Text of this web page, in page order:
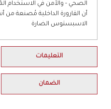
الصحي - والآمن في الاستخدام
أن القارورة الداخلية مُصنعة من
الاسبستوس الضارة
التعليمات
الضمان